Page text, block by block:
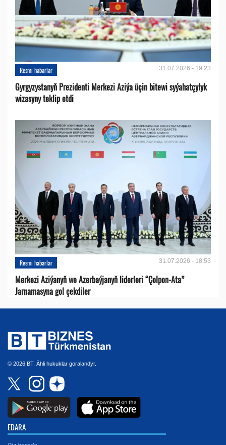
Resmi habarlar 31.07.2026 - 19:23
Gyrgyzystanyň Prezidenti Merkezi Aziýa üçin bitewi syýahatçylyk
wizasyny teklip etdi
Resmi habarlar 31.07.2026 - 18:53
Merkezi Aziýanyň we Azerbaýjanyň liderleri “Çolpon-Ata”
Jarnamasyna gol çekdiler
© 2026 BT. Ähli hukuklar goralandyr.
EDARA